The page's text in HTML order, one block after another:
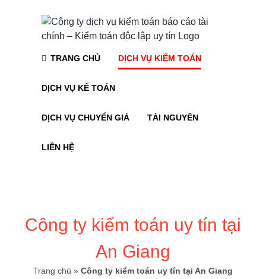
TRANG CHỦ DỊCH VỤ KIỂM TOÁN
DỊCH VỤ KẾ TOÁN
DỊCH VỤ CHUYỂN GIÁ TÀI NGUYÊN
LIÊN HỆ
Công ty kiểm toán uy tín tại
An Giang
Trang chủ » Công ty kiểm toán uy tín tại An Giang